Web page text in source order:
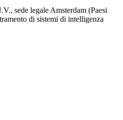
sede legale Amsterdam (Paesi
di sistemi di intelligenza